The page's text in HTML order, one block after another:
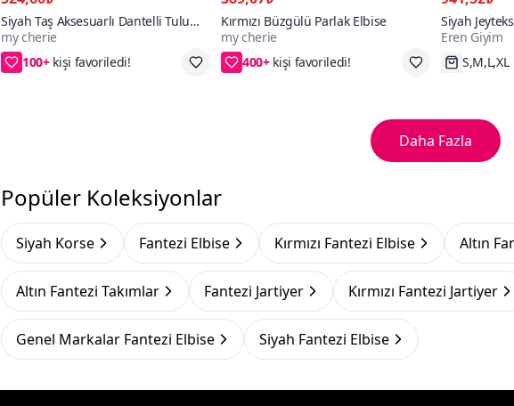
Siyah Taş Aksesuarlı Dantelli Tulum
Mini Fantezi Gecelik
my cherie
100+
2XL/3XL,S/M,L/XL,4XL
Kırmızı Büzgülü Parlak Elbise
my cherie
400+
S/M,L/XL,2XL/3XL,4XL
Siyah
Eren Giyim
Hızlı
Daha Fazla
Popüler Koleksiyonlar
Siyah Korse Fantezi Elbise Kırmızı Fantezi Elbise Altın
Altın Fantezi Takımlar Fantezi Jartiyer Kırmızı Fantezi Jartiyer
Genel Markalar Fantezi Elbise Siyah Fantezi Elbise